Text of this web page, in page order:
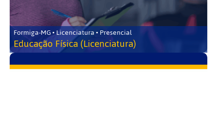
Formiga-MG • Licenciatura • Presencial
Educação Física (Licenciatura)